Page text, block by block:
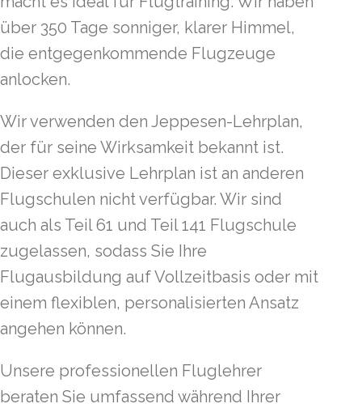
über 350 Tage sonniger, klarer Himmel,
die entgegenkommende Flugzeuge
anlocken.
Wir verwenden den Jeppesen-Lehrplan,
der für seine Wirksamkeit bekannt ist.
Dieser exklusive Lehrplan ist an anderen
Flugschulen nicht verfügbar. Wir sind
auch als Teil 61 und Teil 141 Flugschule
zugelassen, sodass Sie Ihre
Flugausbildung auf Vollzeitbasis oder mit
einem flexiblen, personalisierten Ansatz
angehen können.
Unsere professionellen Fluglehrer
beraten Sie umfassend während Ihrer